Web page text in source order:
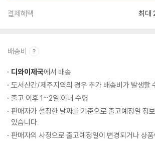
결제혜택 최대
배송비
디와이제국에서 배송
도서산간/제주지역의 경우 추가 배송비가 발생할
출고 이후 1~2일 이내 수령
판매자가 설정한 날짜를 기준으로 출고예정일 정
있습니다.
판매자의 사정으로 출고예정일이 변경되거나 상